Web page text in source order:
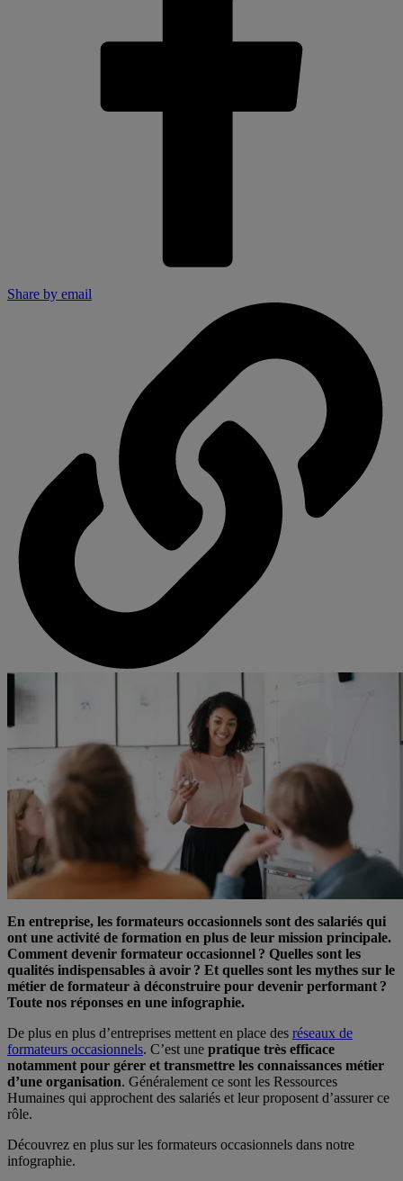
Share by email
En entreprise, les formateurs occasionnels sont des salariés qui
ont une activité de formation en plus de leur mission principale.
Comment devenir formateur occasionnel ? Quelles sont les
qualités indispensables à avoir ? Et quelles sont les mythes sur le
métier de formateur à déconstruire pour devenir performant ?
Toute nos réponses en une infographie.
De plus en plus d’entreprises mettent en place des réseaux de
formateurs occasionnels. C’est une pratique très efficace
notamment pour gérer et transmettre les connaissances métier
d’une organisation. Généralement ce sont les Ressources
Humaines qui approchent des salariés et leur proposent d’assurer ce
rôle.
Découvrez en plus sur les formateurs occasionnels dans notre
infographie.